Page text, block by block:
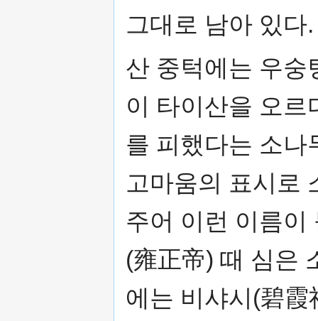
그대로 남아 있
산 중턱에는 우숭
이 타이산을 오르
를 피했다는 소나
고마움의 표시로
주어 이런 이름이
(雍正帝) 때 심은
에는 비샤시(碧